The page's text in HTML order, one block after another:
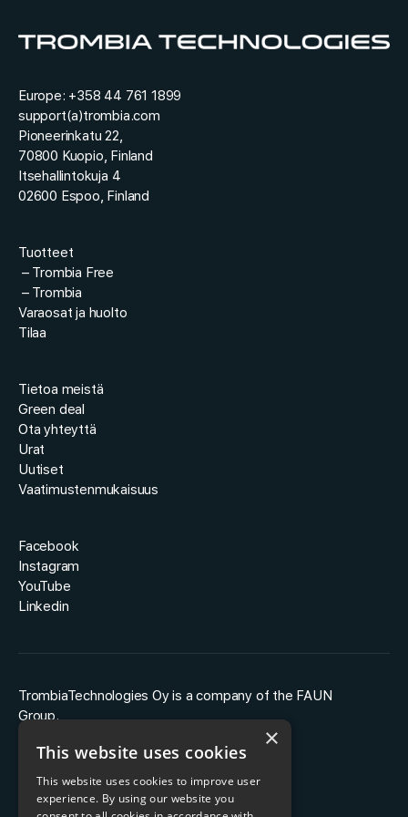
o
*
Europe: +358 44 761 1899
support(a)trombia.com
Pioneerinkatu 22,
70800 Kuopio, Finland
Itsehallintokuja 4
02600 Espoo, Finland
Tuotteet
– Trombia Free
– Trombia
Varaosat ja huolto
Tilaa
Tietoa meistä
Green deal
Ota yhteyttä
Urat
Uutiset
Vaatimustenmukaisuus
Facebook
Instagram
YouTube
Linkedin
TrombiaTechnologies Oy is a company of the FAUN
Group.
×
This website uses cookies
This website uses cookies to improve user
experience. By using our website you